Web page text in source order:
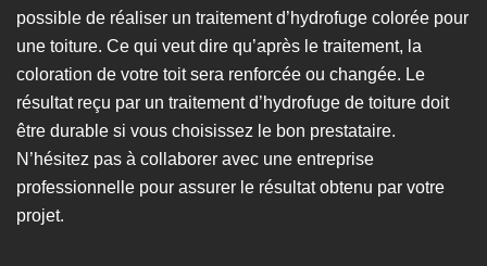
possible de réaliser un traitement d’hydrofuge colorée pour
une toiture. Ce qui veut dire qu’après le traitement, la
coloration de votre toit sera renforcée ou changée. Le
résultat reçu par un traitement d’hydrofuge de toiture doit
être durable si vous choisissez le bon prestataire.
N’hésitez pas à collaborer avec une entreprise
professionnelle pour assurer le résultat obtenu par votre
projet.